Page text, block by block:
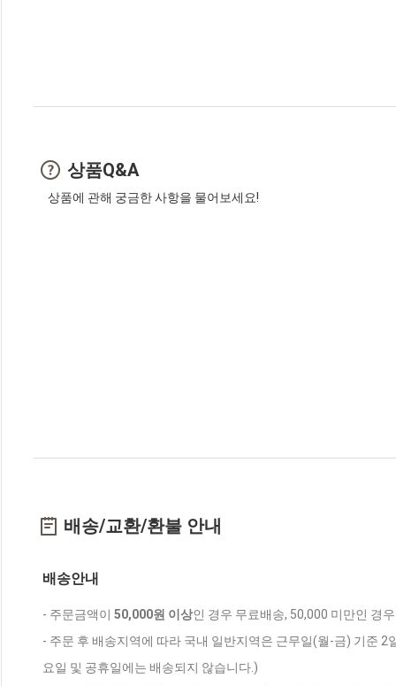
상품Q&A
상품에 관해 궁금한 사항을 물어보세요!
배송/교환/환불 안내
배송안내
- 주문금액이 50,000원 이상인 경우 무료배송, 50,000 미만인 경
- 주문 후 배송지역에 따라 국내 일반지역은 근무일(월-금) 기준
요일 및 공휴일에는 배송되지 않습니다.)